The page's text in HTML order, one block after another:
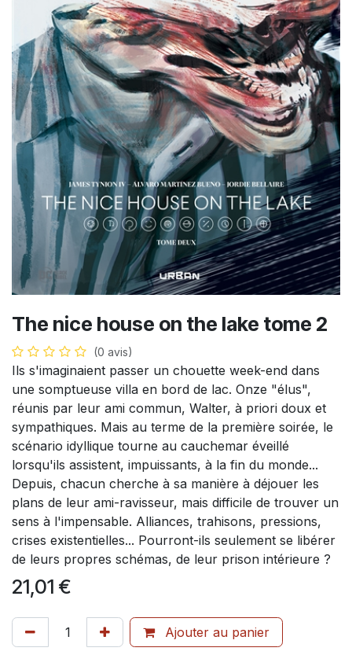
The nice house on the lake tome 2
(0 avis)
Ils s'imaginaient passer un chouette week-end dans
une somptueuse villa en bord de lac. Onze "élus",
réunis par leur ami commun, Walter, à priori doux et
sympathiques. Mais au terme de la première soirée, le
scénario idyllique tourne au cauchemar éveillé
lorsqu'ils assistent, impuissants, à la fin du monde...
Depuis, chacun cherche à sa manière à déjouer les
plans de leur ami-ravisseur, mais difficile de trouver un
sens à l'impensable. Alliances, trahisons, pressions,
crises existentielles... Pourront-ils seulement se libérer
de leurs propres schémas, de leur prison intérieure ?
21,01 €
Ajouter au panier